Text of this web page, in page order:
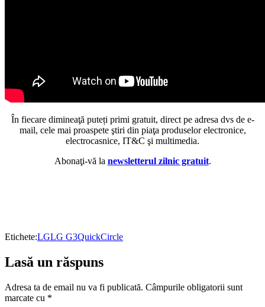
În fiecare dimineaţă puteți primi gratuit, direct pe adresa dvs de e-
mail, cele mai proaspete ştiri din piaţa produselor electronice,
electrocasnice, IT&C şi multimedia.
Abonaţi-vă la newsletterul zilnic gratuit.
Etichete:LGLG G3QuickCircle
Lasă un răspuns
Adresa ta de email nu va fi publicată. Câmpurile obligatorii sunt
marcate cu *